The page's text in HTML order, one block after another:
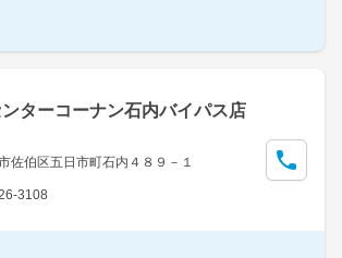
ターコーナン石内バイパス店
佐伯区五日市町石内４８９－１
3108